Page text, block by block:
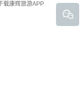
下载康辉旅游APP